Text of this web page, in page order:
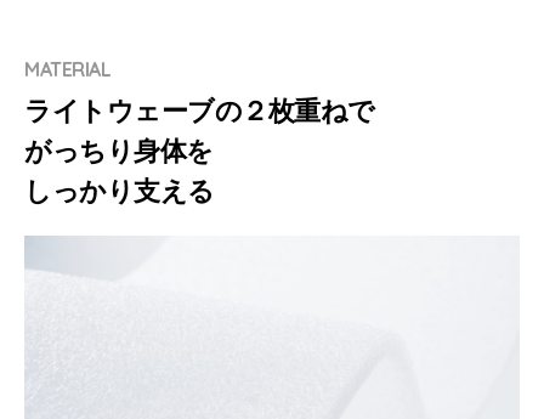
MATERIAL
ライトウェーブの２枚重ねで
がっちり身体を
しっかり支える